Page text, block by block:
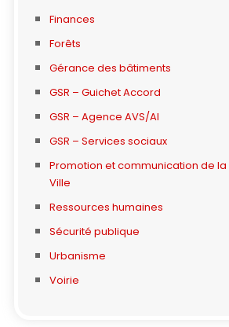
Finances
Forêts
Gérance des bâtiments
GSR – Guichet Accord
GSR – Agence AVS/AI
GSR – Services sociaux
Promotion et communication de la
Ville
Ressources humaines
Sécurité publique
Urbanisme
Voirie